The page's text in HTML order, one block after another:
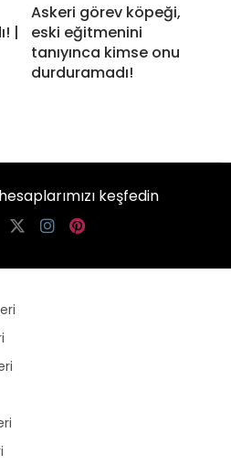
|
Askeri görev köpeği,
eski eğitmenini
tanıyınca kimse onu
durduramadı!
keşfedin